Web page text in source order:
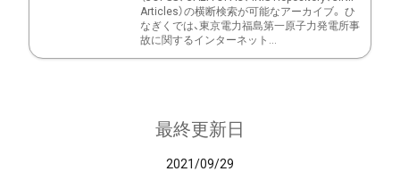
Articles）の横断検索が可能なアーカイブ。 ひ
なぎくでは、東京電力福島第一原子力発電所事
故に関するインターネット...
最終更新日
2021/09/29